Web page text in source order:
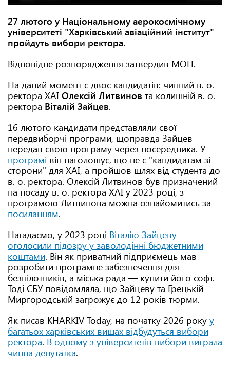
27 лютого у Національному аерокосмічному
університеті "Харківський авіаційний інститут"
пройдуть вибори ректора.
Відповідне розпорядження затвердив МОН.
На даний момент є двоє кандидатів: чинний в. о.
ректора ХАІ Олексій Литвинов та колишній в. о.
ректора Віталій Зайцев.
16 лютого кандидати представляли свої
передвиборчі програми, щоправда Зайцев
передав свою програму через посередника. У
програмі він наголошує, що не є "кандидатам зі
сторони" для ХАІ, а пройшов шлях від студента до
в. о. ректора. Олексій Литвинов був призначений
на посаду в. о. ректора ХАІ у 2023 році, з
програмою Литвинова можна ознайомитись за
посиланням.
Нагадаємо, у 2023 році Віталію Зайцеву
оголосили підозру у заволодінні бюджетними
коштами. Він як приватний підприємець мав
розробити програмне забезпечення для
безпілотників, а міська рада — купити його софт.
Тоді СБУ повідомляла, що Зайцеву та Грецькій-
Миргородській загрожує до 12 років тюрми.
Як писав KHARKIV Today, на початку 2026 року у
багатьох харківських вишах відбудуться вибори
ректора. В одному з університетів вибори виграла
чинна депутатка.